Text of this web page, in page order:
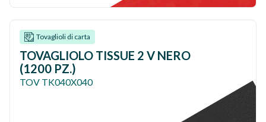
Tovaglioli di carta
TOVAGLIOLO TISSUE 2 V NERO
(1200 PZ.)
TOV TK040X040